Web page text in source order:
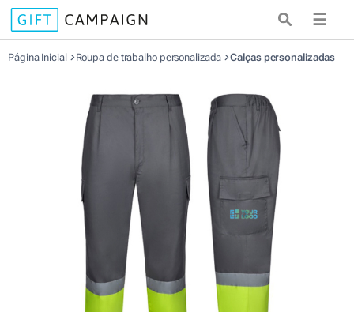
☰
Página Inicial Roupa de trabalho personalizada Calças personalizadas